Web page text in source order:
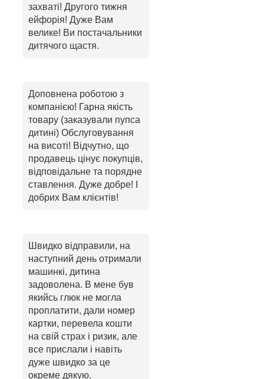
захваті! Другого тижня
ейфорія! Дуже Вам
велике! Ви постачальники
дитячого щастя.
Доповнена роботою з
компанією! Гарна якість
товару (заказували пупса
дитині) Обслуговування
на висоті! Відчутно, що
продавець цінує покупців,
відповідальне та порядне
ставлення. Дуже добре! І
добрих Вам клієнтів!
Швидко відправили, на
наступний день отримали
машинкі, дитина
задоволена. В мене був
якийсь глюк не могла
проплатити, дали номер
картки, перевела кошти
на свій страх і ризик, але
все прислали і навіть
дуже швидко за це
окреме дякую.